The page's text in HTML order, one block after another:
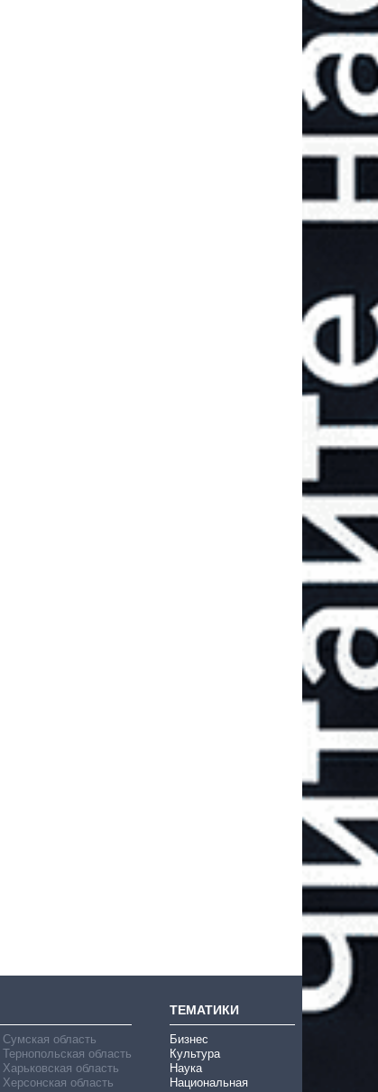
Сумская область
Тернопольская область
Харьковская область
Херсонская область
ТЕМАТИКИ
Бизнес
Культура
Наука
Национальная